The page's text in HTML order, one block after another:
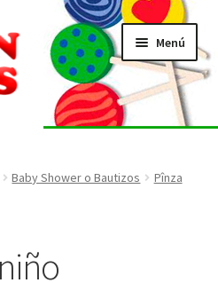
Menú
Baby Shower o Bautizos
Pînza